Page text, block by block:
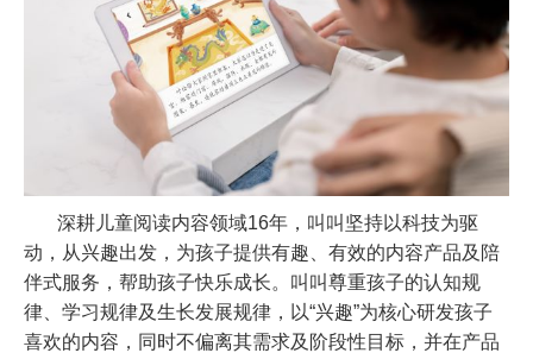
深耕儿童阅读内容领域16年，叫叫坚持以科技为驱
动，从兴趣出发，为孩子提供有趣、有效的内容产品及陪
伴式服务，帮助孩子快乐成长。叫叫尊重孩子的认知规
律、学习规律及生长发展规律，以“兴趣”为核心研发孩子
喜欢的内容，同时不偏离其需求及阶段性目标，并在产品